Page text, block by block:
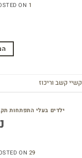
ON 1 ביולי 2020
קשיי קשב וריכוז
ילדים בעלי התפתחות
ON 29 בינואר 2020